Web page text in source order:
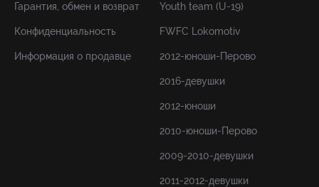
Гарантия, обмен и возврат
Конфиденциальность
Информация о продавце
Youth team (U-19)
FWFC Lokomotiv
2012-юноши-Перово
2016-девушки
2012-юноши
2010-юноши-Перово
2009-2010-девушки
2011-2012-девушки